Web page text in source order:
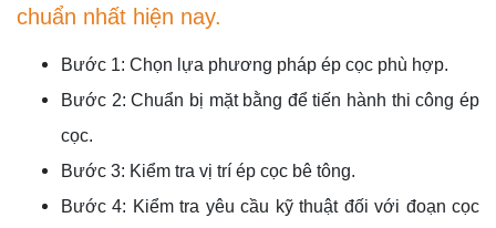
chuẩn nhất hiện nay.
Bước 1: Chọn lựa phương pháp ép cọc phù hợp.
Bước 2: Chuẩn bị mặt bằng để tiến hành thi công ép
cọc.
Bước 3: Kiểm tra vị trí ép cọc bê tông.
Bước 4: Kiểm tra yêu cầu kỹ thuật đối với đoạn cọc